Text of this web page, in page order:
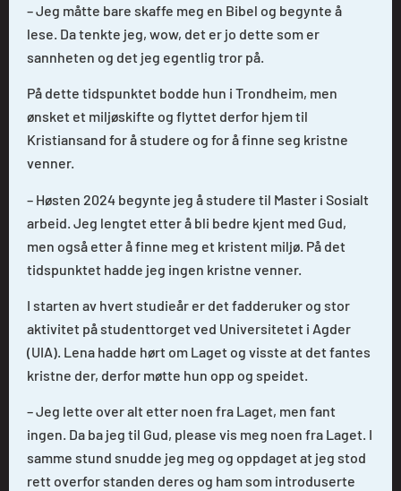
– Jeg måtte bare skaffe meg en Bibel og begynte å
lese. Da tenkte jeg, wow, det er jo dette som er
sannheten og det jeg egentlig tror på.
På dette tidspunktet bodde hun i Trondheim, men
ønsket et miljøskifte og flyttet derfor hjem til
Kristiansand for å studere og for å finne seg kristne
venner.
– Høsten 2024 begynte jeg å studere til Master i Sosialt
arbeid. Jeg lengtet etter å bli bedre kjent med Gud,
men også etter å finne meg et kristent miljø. På det
tidspunktet hadde jeg ingen kristne venner.
I starten av hvert studieår er det fadderuker og stor
aktivitet på studenttorget ved Universitetet i Agder
(UIA). Lena hadde hørt om Laget og visste at det fantes
kristne der, derfor møtte hun opp og speidet.
– Jeg lette over alt etter noen fra Laget, men fant
ingen. Da ba jeg til Gud, please vis meg noen fra Laget. I
samme stund snudde jeg meg og oppdaget at jeg stod
rett overfor standen deres og ham som introduserte